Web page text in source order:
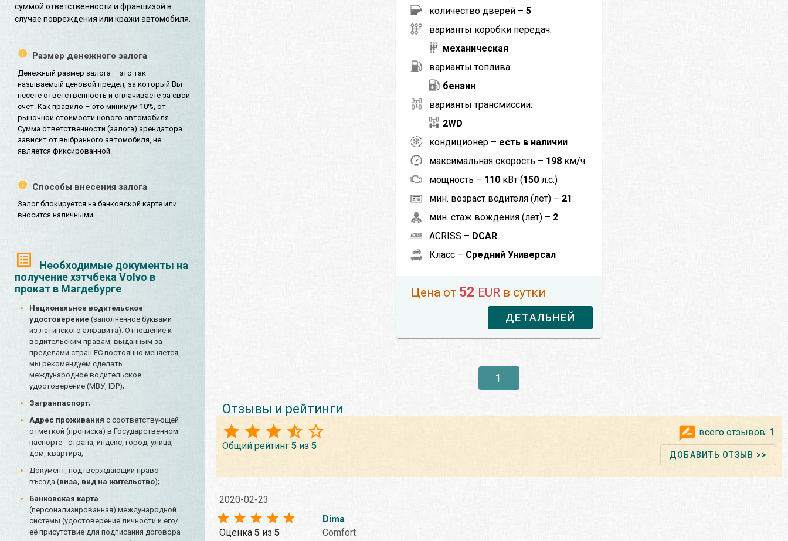
суммой ответственности и франшизой в
случае повреждения или кражи автомобиля.
Размер денежного залога
Денежный размер залога – это так
называемый ценовой предел, за который Вы
несете ответственность и оплачиваете за свой
счет. Как правило – это минимум 10%, от
рыночной стоимости нового автомобиля.
Сумма ответственности (залога) арендатора
зависит от выбранного автомобиля, не
является фиксированной.
Способы внесения залога
Залог блокируется на банковской карте или
вносится наличными.
Необходимые документы на
получение хэтчбека Volvo в
прокат в Магдебурге
Национальное водительское
удостоверение (заполненное буквами
из латинского алфавита). Отношение к
водительским правам, выданным за
пределами стран ЕС постоянно меняется,
мы рекомендуем сделать
международное водительское
удостоверение (МВУ, IDP);
Загранпаспорт;
Адрес проживания с соответствующей
отметкой (прописка) в Государственном
паспорте - страна, индекс, город, улица,
дом, квартира;
Документ, подтверждающий право
въезда (виза, вид на жительство);
Банковская карта
(персонализированная) международной
системы (удостоверение личности и его/
её присутствие для подписания договора
количество дверей –5
варианты коробки передач:
механическая
варианты топлива:
бензин
варианты трансмиссии:
2WD
кондиционер – есть в наличии
максимальная скорость – 198 км/ч
мощность – 110 кВт (150 л.с.)
мин. возраст водителя (лет) – 21
мин. стаж вождения (лет) – 2
ACRISS – DCAR
Класс – Средний Универсал
Цена от 52 EUR в сутки
ДЕТАЛЬНЕЙ
1
Отзывы и рейтинги
Общий рейтинг 5из 5
всего отзывов: 1
ДОБАВИТЬ ОТЗЫВ >>
2020-02-23
Оценка 5из 5
Dima
Comfort